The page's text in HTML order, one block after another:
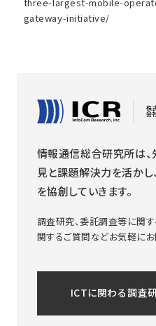
gateway-initiative/
情報通信総合研究所は
見と課題解決力を活か
を協創していきます。
調査研究、委託調査等に関
関するご質問などお気軽にお
ICTに関わる調査